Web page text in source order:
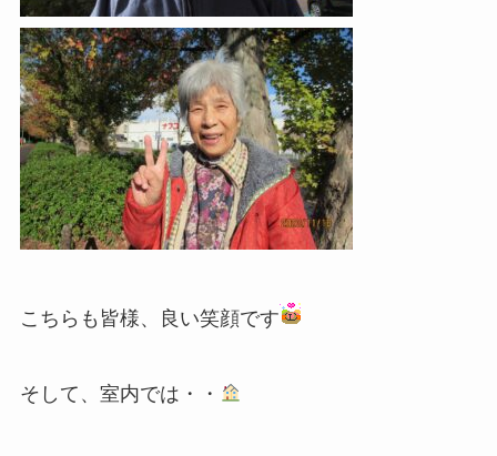
こちらも皆様、良い笑顔です
そして、室内では・・